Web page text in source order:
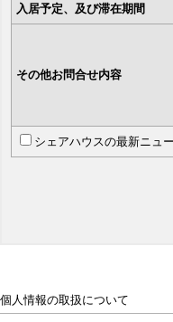
入居予定、及び滞在期間
その他お問合せ内容
シェアハウスの最新ニュ
個人情報の取扱について